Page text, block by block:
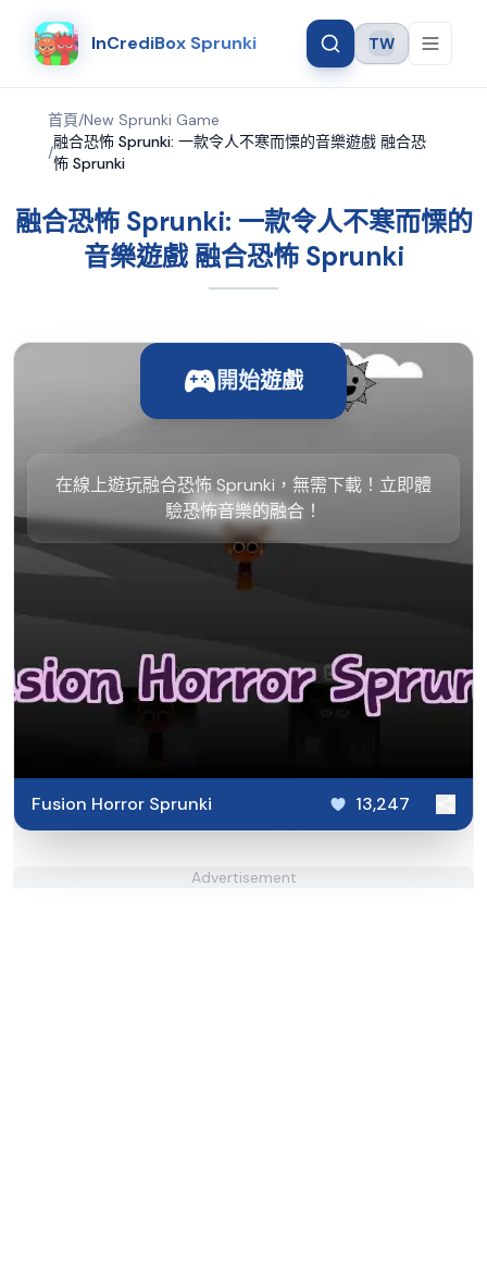
InCrediBox Sprunki Language
TW
首頁/New Sprunki Game
/
融合恐怖 Sprunki: 一款令人不寒而慄的音樂遊戲 融合恐
怖 Sprunki
融合恐怖 Sprunki: 一款令人不寒而慄的
音樂遊戲 融合恐怖 Sprunki
開始遊戲
在線上遊玩融合恐怖 Sprunki，無需下載！立即體
驗恐怖音樂的融合！
Fusion Horror Sprunki 13,247
Advertisement